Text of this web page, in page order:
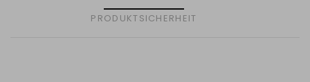
PRODUKTSICHERHEIT